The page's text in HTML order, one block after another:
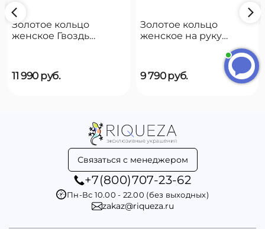
Золотое кольцо
женское Гвоздь
11 990 руб.
Золотое кольцо
женское на руку
9 790руб.
Связаться с менеджером
+7(800)707-23-62
Пн-Вс 10.00 - 22.00 (без выходных)
zakaz@riqueza.ru